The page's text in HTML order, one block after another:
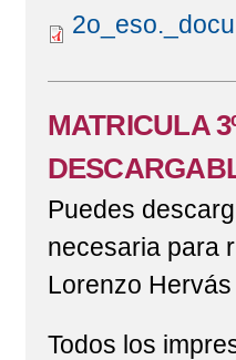
MATRICULA
Puedes
necesaria para
Lorenzo
Todos los